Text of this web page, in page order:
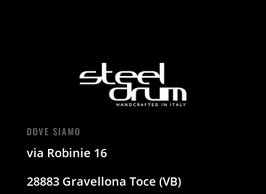
DOVE SIAMO
via Robinie 16
28883 Gravellona Toce (VB)